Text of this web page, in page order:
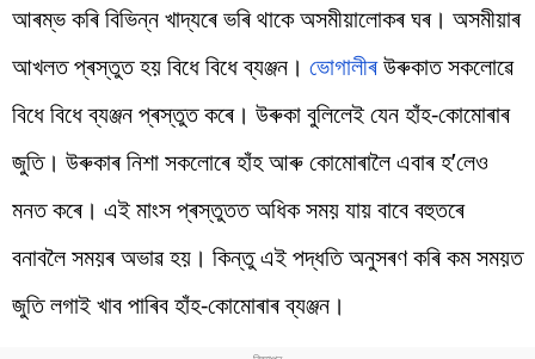
আৰম্ভ কৰি বিভিন্ন খাদ্যৰে ভৰি থাকে অসমীয়ালোকৰ ঘৰ। অসমীয়াৰ
আখলত প্ৰস্তুত হয় বিধে বিধে ব্যঞ্জন। ভোগালীৰউৰুকাত সকলোৱে
বিধে বিধে ব্যঞ্জন প্ৰস্তুত কৰে। উৰুকা বুলিলেই যেন হাঁহ-কোমোৰাৰ
জুতি। উৰুকাৰ নিশা সকলোৰে হাঁহ আৰু কোমোৰালৈ এবাৰ হ’লেও
মনত কৰে। এই মাংস প্ৰস্তুতত অধিক সময় যায় বাবে বহুতৰে
বনাবলৈ সময়ৰ অভাৱ হয়। কিন্তু এই পদ্ধতি অনুসৰণ কৰি কম সময়ত
জুতি লগাই খাব পাৰিব হাঁহ-কোমোৰাৰ ব্যঞ্জন।